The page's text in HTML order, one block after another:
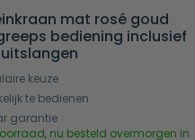
mat rosé goud
bediening inclusief
keuze
te bedienen
garantie
nu besteld overmorgen in